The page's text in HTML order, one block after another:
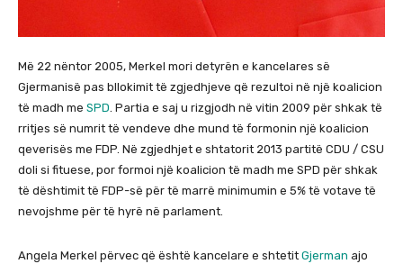
Më 22 nëntor 2005, Merkel mori detyrën e kancelares së
Gjermanisë pas bllokimit të zgjedhjeve që rezultoi në një koalicion
të madh me SPD. Partia e saj u rizgjodh në vitin 2009 për shkak të
rritjes së numrit të vendeve dhe mund të formonin një koalicion
qeverisës me FDP. Në zgjedhjet e shtatorit 2013 partitë CDU / CSU
doli si fituese, por formoi një koalicion të madh me SPD për shkak
të dështimit të FDP-së për të marrë minimumin e 5% të votave të
nevojshme për të hyrë në parlament.
Angela Merkel përvec që është kancelare e shtetit Gjerman ajo